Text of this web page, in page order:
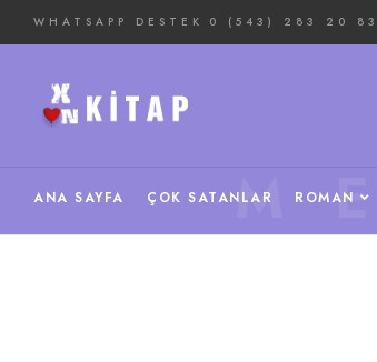
WHATSAPP DESTEK 0 (543) 283 20 83
ANA SAYFA ÇOK SATANLAR ROMAN